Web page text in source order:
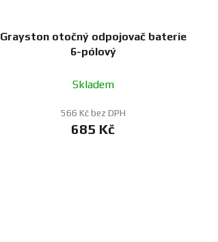
Grayston otočný odpojovač baterie
6-pólový
Skladem
566 Kč bez DPH
685 Kč